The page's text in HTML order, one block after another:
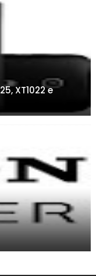
XT1022 e